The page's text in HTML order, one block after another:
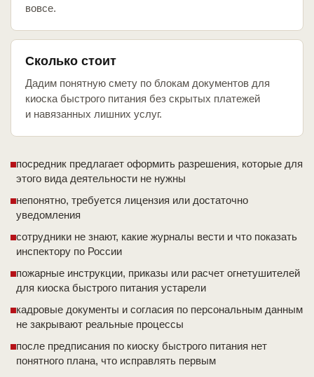
вовсе.
Сколько стоит
Дадим понятную смету по блокам документов для
киоска быстрого питания без скрытых платежей
и навязанных лишних услуг.
посредник предлагает оформить разрешения, которые для
этого вида деятельности не нужны
непонятно, требуется лицензия или достаточно
уведомления
сотрудники не знают, какие журналы вести и что показать
инспектору по России
пожарные инструкции, приказы или расчет огнетушителей
для киоска быстрого питания устарели
кадровые документы и согласия по персональным данным
не закрывают реальные процессы
после предписания по киоску быстрого питания нет
понятного плана, что исправлять первым